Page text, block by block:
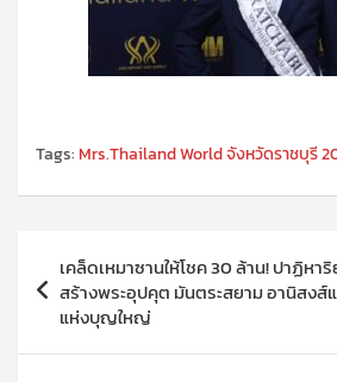
Tags:Mrs.Thailand World จังหวัดราชบุรี
แนะแนว
เรื่องเคล็ดเหมาซานให้โชค 30 ล้าน! ปาฏิห
สร้างพระอุปคุต มันตระสยาม อานิสงส์
แห่งบุญใหญ่